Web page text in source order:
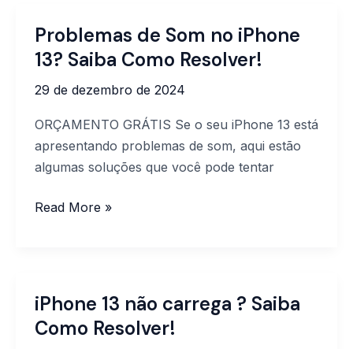
Problemas de Som no iPhone
13? Saiba Como Resolver!
29 de dezembro de 2024
ORÇAMENTO GRÁTIS Se o seu iPhone 13 está
apresentando problemas de som, aqui estão
algumas soluções que você pode tentar
Problemas
de
no
iPhone
Saiba
Resolver!
Read More »
iPhone 13 não carrega ? Saiba
Como Resolver!
iPhone
13